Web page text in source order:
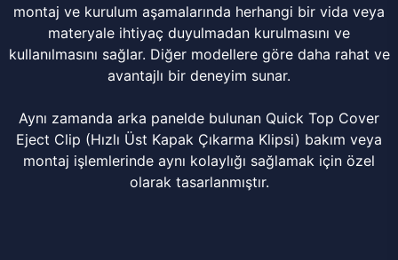
montaj ve kurulum aşamalarında herhangi bir vida veya
materyale ihtiyaç duyulmadan kurulmasını ve
kullanılmasını sağlar. Diğer modellere göre daha rahat ve
avantajlı bir deneyim sunar.
Aynı zamanda arka panelde bulunan Quick Top Cover
Eject Clip (Hızlı Üst Kapak Çıkarma Klipsi) bakım veya
montaj işlemlerinde aynı kolaylığı sağlamak için özel
olarak tasarlanmıştır.